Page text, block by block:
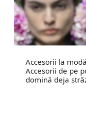
Accesorii la
Accesorii de pe
domină deja